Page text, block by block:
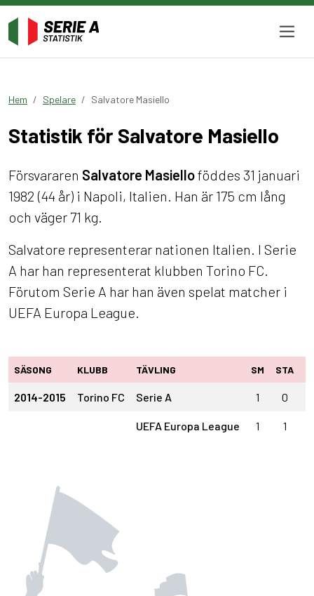
Hem Spelare Salvatore Masiello
Statistik för Salvatore Masiello
Försvararen Salvatore Masielloföddes 31 januari
1982 (44 år) i Napoli, Italien. Han är 175 cm lång
och väger 71 kg.
Salvatore representerar nationen Italien. I Serie
A har han representerat klubben Torino FC.
Förutom Serie A har han även spelat matcher i
UEFA Europa League.
SÄSONG KLUBB TÄVLING SM STA
2014-2015 Torino FC Serie A 1 0
UEFA Europa League 1 1